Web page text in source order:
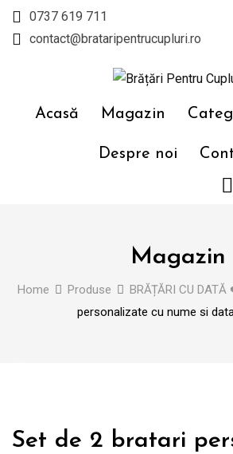
Skip
0737 619 711
contact@brataripentrucupluri.ro
Acasă Magazin
Despre noi
Magazin
Home Produse BRĂȚĂRI CU
personalizate cu nume si
Set de 2 bratari